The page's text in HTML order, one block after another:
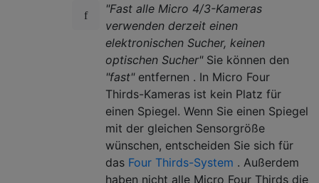
"Fast alle Micro 4/3-Kameras
verwenden derzeit einen
elektronischen Sucher, keinen
optischen Sucher"Sie können den
"fast"entfernen . In Micro Four
Thirds-Kameras ist kein Platz für
einen Spiegel. Wenn Sie einen Spiegel
mit der gleichen Sensorgröße
wünschen, entscheiden Sie sich für
das Four Thirds-System . Außerdem
haben nicht alle Micro Four Thirds die